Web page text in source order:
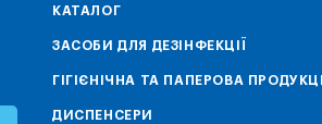
КАТАЛОГ
ЗАСОБИ ДЛЯ ДЕЗІНФЕКЦІЇ
ГІГІЄНІЧНА ТА ПАПЕРОВА
ДИСПЕНСЕРИ